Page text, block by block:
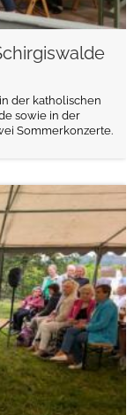
der katholischen
sowie in der
Sommerkonzerte.